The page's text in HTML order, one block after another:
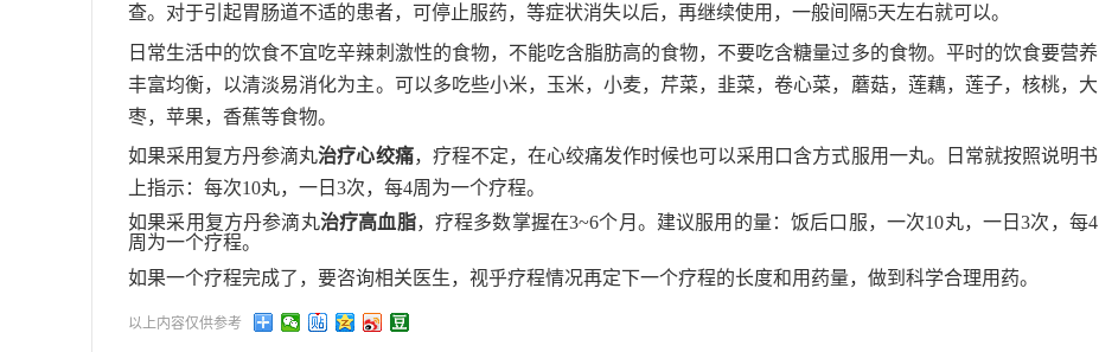
查。对于引起胃肠道不适的患者，可停止服药，等症状消失以后，再继续使用，一般间隔5天左右就可以。
日常生活中的饮食不宜吃辛辣刺激性的食物，不能吃含脂肪高的食物，不要吃含糖量过多的食物。平时的饮食要营养
丰富均衡，以清淡易消化为主。可以多吃些小米，玉米，小麦，芹菜，韭菜，卷心菜，蘑菇，莲藕，莲子，核桃，大
枣，苹果，香蕉等食物。
如果采用复方丹参滴丸治疗心绞痛，疗程不定，在心绞痛发作时候也可以采用口含方式服用一丸。日常就按照说明书
上指示：每次10丸，一日3次，每4周为一个疗程。
如果采用复方丹参滴丸治疗高血脂，疗程多数掌握在3~6个月。建议服用的量：饭后口服，一次10丸，一日3次，每4
周为一个疗程。
如果一个疗程完成了，要咨询相关医生，视乎疗程情况再定下一个疗程的长度和用药量，做到科学合理用药。
以上内容仅供参考